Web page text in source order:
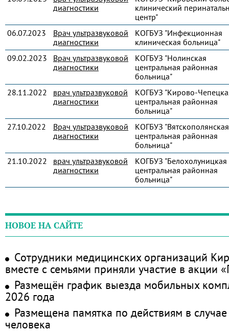
диагностики
клинический
центр"
06.07.2023
Врач ультразвуковой
диагностики
КОГБУЗ "Инфекционная
клиническая больница"
09.02.2023
Врач ультразвуковой
диагностики
КОГБУЗ "Нолинская
центральная районная
больница"
28.11.2022
врач ультразвуковой
диагностики
КОГБУЗ "Кирово-
центральная районная
больница"
27.10.2022
Врач ультразвуковой
диагностики
КОГБУЗ "Вятскополянская
центральная районная
больница"
21.10.2022
врач ультразвуковой
диагностики
КОГБУЗ "Белохолуницкая
центральная районная
больница"
НОВОЕ НА САЙТЕ
Сотрудники медицинских организаций
вместе с семьями приняли участие в акции
Размещён график выезда мобильных
2026 года
Размещена памятка по действиям в
человека